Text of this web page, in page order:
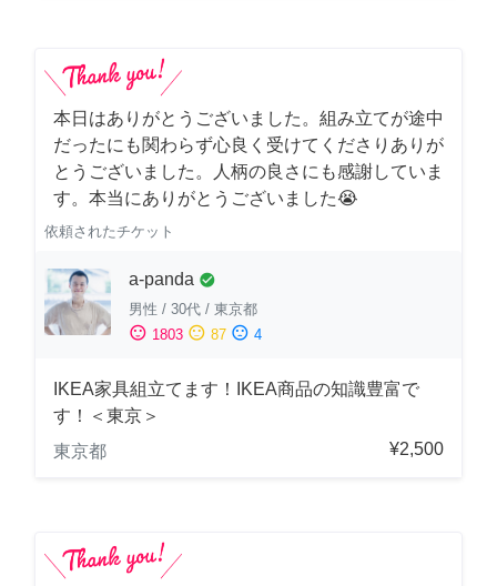
本日はありがとうございました。組み立てが途中
だったにも関わらず心良く受けてくださりありが
とうございました。人柄の良さにも感謝していま
す。本当にありがとうございました😭
依頼されたチケット
a-panda check_circle
男性 / 30代 / 東京都
sentiment_satisfied 1803 sentiment_neutral 87 sentiment_dissatisfied 4
IKEA家具組立てます！IKEA商品の知識豊富で
す！＜東京＞
東京都
¥2,500